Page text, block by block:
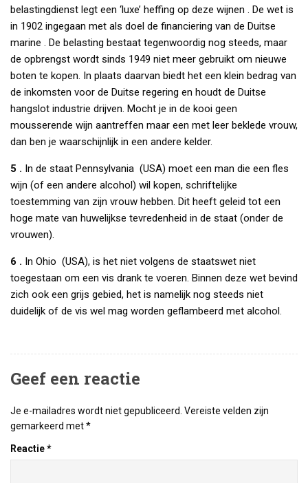
belastingdienst legt een ‘luxe’ heffing op deze wijnen . De wet is
in 1902 ingegaan met als doel de financiering van de Duitse
marine . De belasting bestaat tegenwoordig nog steeds, maar
de opbrengst wordt sinds 1949 niet meer gebruikt om nieuwe
boten te kopen. In plaats daarvan biedt het een klein bedrag van
de inkomsten voor de Duitse regering en houdt de Duitse
hangslot industrie drijven. Mocht je in de kooi geen
mousserende wijn aantreffen maar een met leer beklede vrouw,
dan ben je waarschijnlijk in een andere kelder.
5 . In de staat Pennsylvania (USA) moet een man die een fles
wijn (of een andere alcohol) wil kopen, schriftelijke
toestemming van zijn vrouw hebben. Dit heeft geleid tot een
hoge mate van huwelijkse tevredenheid in de staat (onder de
vrouwen).
6 . In Ohio (USA), is het niet volgens de staatswet niet
toegestaan om een vis drank te voeren. Binnen deze wet bevind
zich ook een grijs gebied, het is namelijk nog steeds niet
duidelijk of de vis wel mag worden geflambeerd met alcohol.
Geef een reactie
Je e-mailadres wordt niet gepubliceerd. Vereiste velden zijn
gemarkeerd met*
Reactie*